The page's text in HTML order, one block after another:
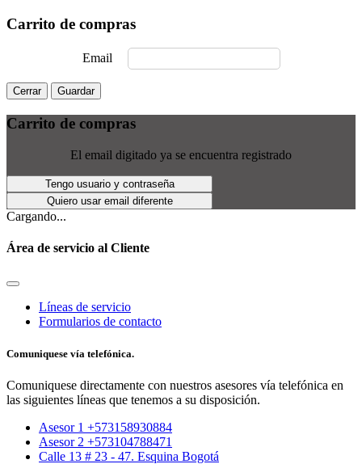
Carrito de compras
Email
Cerrar Guardar
Carrito de compras
El email digitado ya se encuentra registrado
Tengo usuario y contraseña
Quiero usar email diferente
Cargando...
Área de servicio al Cliente
Líneas de servicio
Formularios de contacto
Comuniquese vía telefónica.
Comuniquese directamente con nuestros asesores vía telefónica en
las siguientes líneas que tenemos a su disposición.
Asesor 1 +573158930884
Asesor 2 +573104788471
Calle 13 # 23 - 47. Esquina Bogotá